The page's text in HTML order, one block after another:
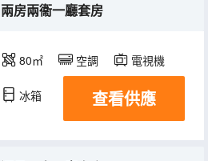
兩房兩衞一廳套房
80㎡ 空調 電視機
冰箱 查看供應